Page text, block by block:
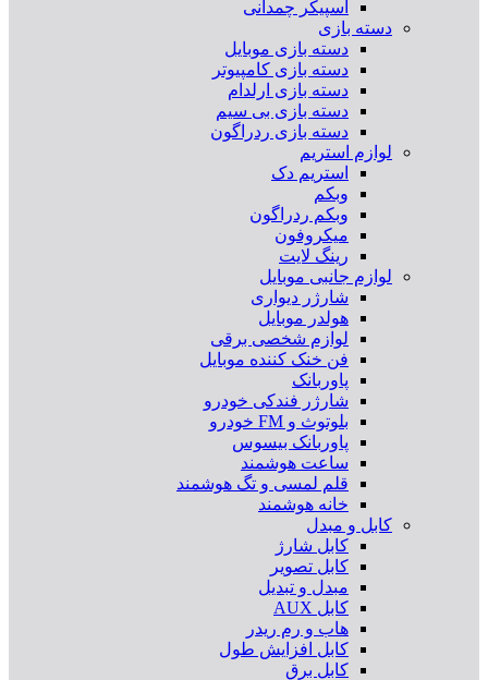
اسپیکر چمدانی
دسته بازی
دسته بازی موبایل
دسته بازی کامپیوتر
دسته بازی ارلدام
دسته بازی بی سیم
دسته بازی ردراگون
لوازم استریم
استریم دک
وبکم
وبکم ردراگون
میکروفون
رینگ لایت
لوازم جانبی موبایل
شارژر دیواری
هولدر موبایل
لوازم شخصی برقی
فن خنک کننده موبایل
پاوربانک
شارژر فندکی خودرو
بلوتوث و FM خودرو
پاوربانک بیسوس
ساعت هوشمند
قلم لمسی و تگ هوشمند
خانه هوشمند
کابل و مبدل
کابل شارژ
کابل تصویر
مبدل و تبدیل
کابل AUX
هاب و رم ریدر
کابل افزایش طول
کابل برق